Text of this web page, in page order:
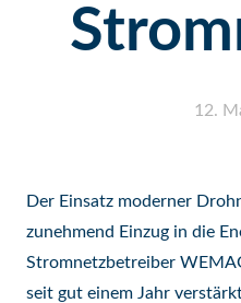
12.
Der Einsatz moderner
zunehmend Einzug in die
Stromnetzbetreiber
seit gut einem Jahr